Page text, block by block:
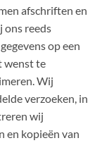
afschriften en
ons reeds
op een
wenst te
Wij
verzoeken, in
wij
en kopieën van